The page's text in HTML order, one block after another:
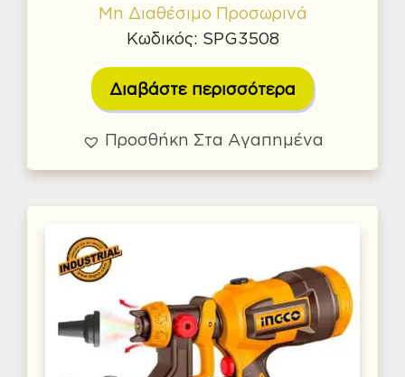
Μη Διαθέσιμο Προσωρινά
Κωδικός: SPG3508
Διαβάστε περισσότερα
Προσθήκη Στα Αγαπημένα